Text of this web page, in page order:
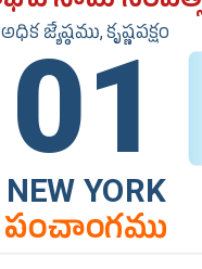
అధిక జ్యేష్ఠము, కృష్ణపక్షం
01
NEW YORK
పంచాంగము